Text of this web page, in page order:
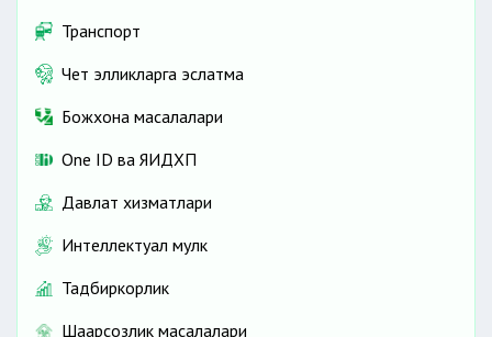
Транспорт
Чет элликларга эслатма
Божхона масалалари
One ID ва ЯИДХП
Давлат хизматлари
Интеллектуал мулк
Тадбиркорлик
Шаҳарсозлик масалалари